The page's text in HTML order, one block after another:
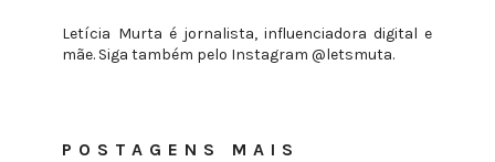
Letícia Murta é jornalista, influenciadora digital e
mãe. Siga também pelo Instagram @letsmuta.
POSTAGENS MAIS